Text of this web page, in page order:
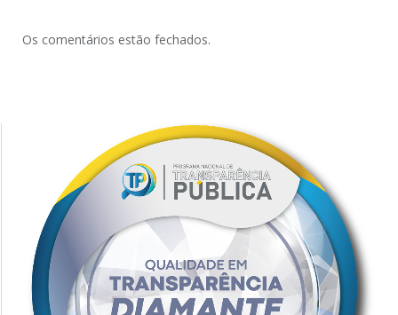
Os comentários estão fechados.